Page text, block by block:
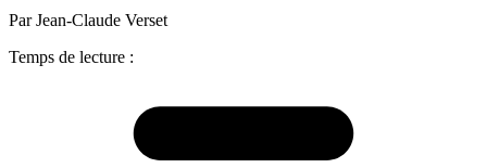
Par Jean-Claude Verset
Temps de lecture :